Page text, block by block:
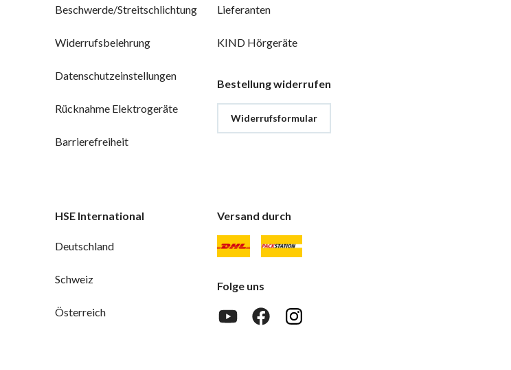
Beschwerde/Streitschlichtung
Widerrufsbelehrung
Datenschutzeinstellungen
Rücknahme Elektrogeräte
Barrierefreiheit
Lieferanten
KIND Hörgeräte
Bestellung widerrufen
Widerrufsformular
HSE International
Deutschland
Schweiz
Österreich
Versand durch
Folge uns